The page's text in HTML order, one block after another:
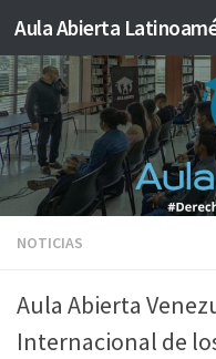
Saltar al contenido
Aula Abierta
NOTICIAS
Aula Abierta
Internacional de